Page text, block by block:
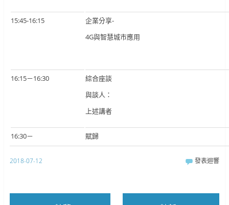
15:45-16:15
企業分享-
4G與智慧城市應用
16:15－16:30
綜合座談
與談人：
上述講者
16:30－ 賦歸
2018-07-12 發表迴響